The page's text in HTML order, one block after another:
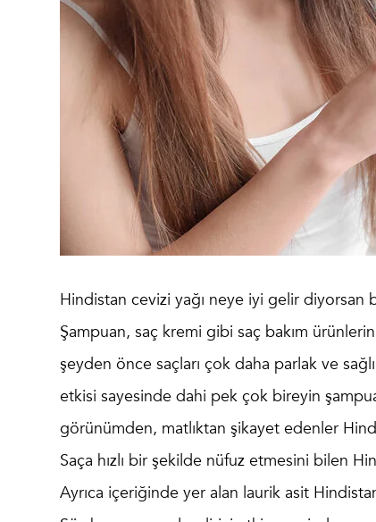
Hindistan cevizi yağı neye iyi gelir diyorsan
Şampuan, saç kremi gibi saç bakım
şeyden önce saçları çok daha parlak ve
etkisi sayesinde dahi pek çok bireyin
görünümden, matlıktan şikayet edenler
Saça hızlı bir şekilde nüfuz etmesini bilen
Ayrıca içeriğinde yer alan laurik asit